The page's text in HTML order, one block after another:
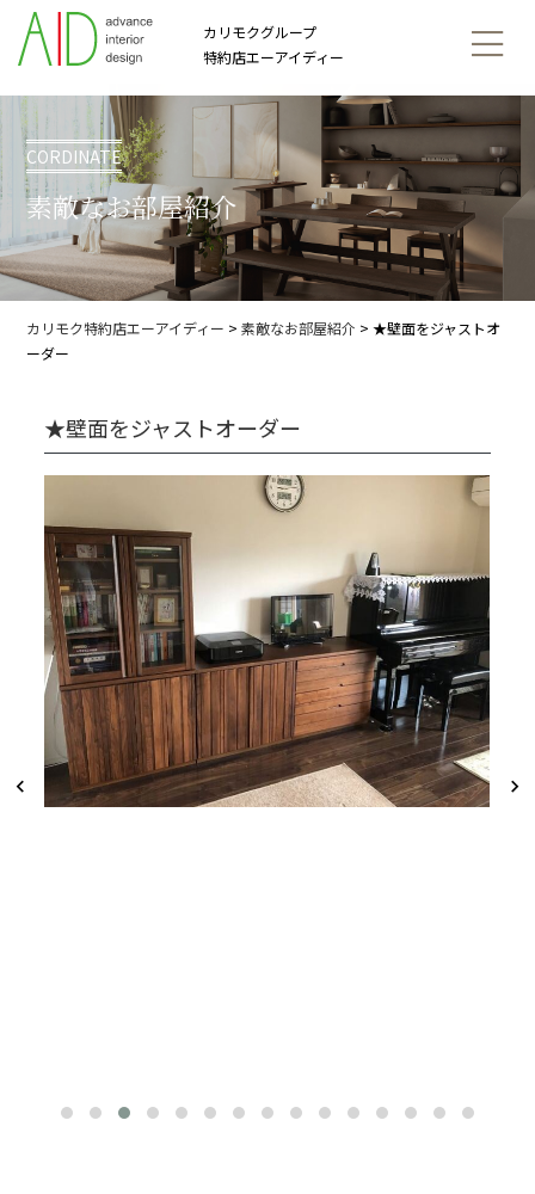
カリモクグループ
特約店エーアイディー
CORDINATE
素敵なお部屋紹介
カリモク特約店エーアイディー >素敵なお部屋紹介 >★壁面をジャストオ
ーダー
★壁面をジャストオーダー